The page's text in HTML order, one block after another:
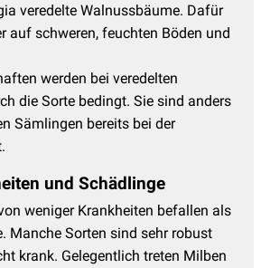
veredelte Walnussbäume. Dafür
auf schweren, feuchten Böden und
werden bei veredelten
die Sorte bedingt. Sie sind anders
Sämlingen bereits bei der
und Schädlinge
weniger Krankheiten befallen als
Manche Sorten sind sehr robust
krank. Gelegentlich treten Milben